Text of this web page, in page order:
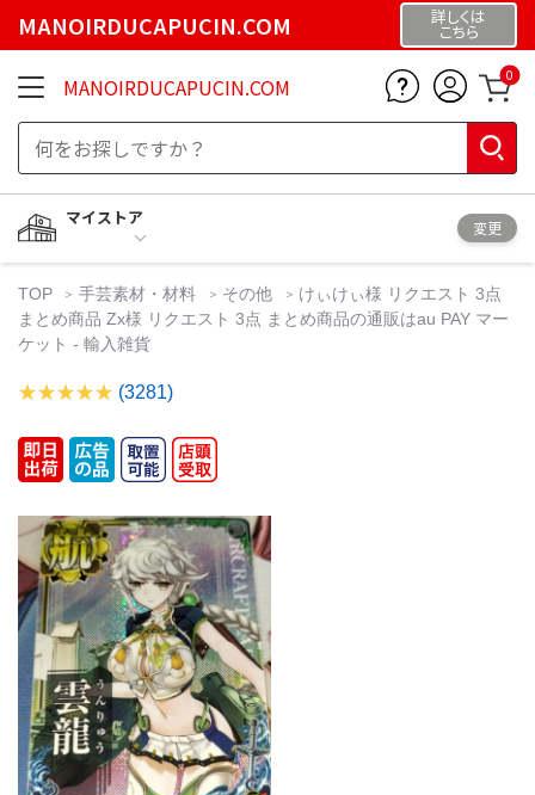
MANOIRDUCAPUCIN.COM 詳しくは
こちら
MANOIRDUCAPUCIN.COM 0
マイストア
変更
TOP 手芸素材・材料 その他
けぃけぃ様 リクエスト 3点
まとめ商品 Zx様 リクエスト 3点 まとめ商品の通販はau PAY マー
ケット - 輸入雑貨
(3281)